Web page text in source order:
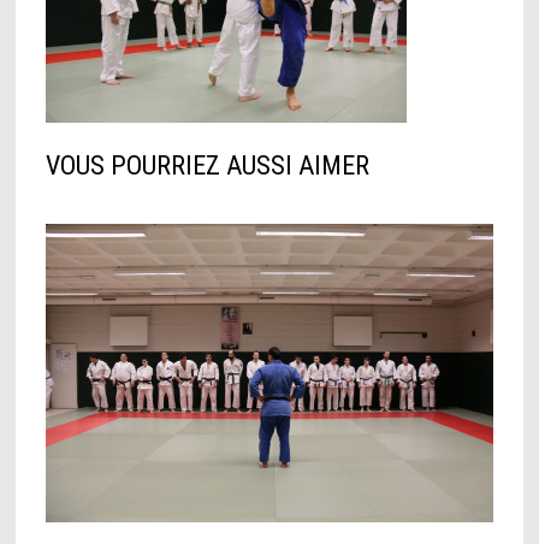
VOUS POURRIEZ AUSSI AIMER